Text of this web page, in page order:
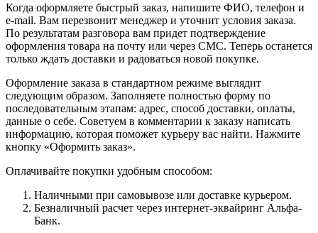
Когда оформляете быстрый заказ, напишите ФИО, телефон и
e-mail. Вам перезвонит менеджер и уточнит условия заказа.
По результатам разговора вам придет подтверждение
оформления товара на почту или через СМС. Теперь останется
только ждать доставки и радоваться новой покупке.
Оформление заказа в стандартном режиме выглядит
следующим образом. Заполняете полностью форму по
последовательным этапам: адрес, способ доставки, оплаты,
данные о себе. Советуем в комментарии к заказу написать
информацию, которая поможет курьеру вас найти. Нажмите
кнопку «Оформить заказ».
Оплачивайте покупки удобным способом:
Наличными при самовывозе или доставке курьером.
Безналичный расчет через интернет-эквайринг Альфа-
Банк.